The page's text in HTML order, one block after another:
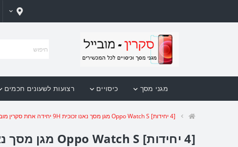
מגני מסך כיסויים רצועות לשעונים חכמים
[4 יחידות] Oppo Watch S מגן מסך נאנו זכוכית 9H יחידה אחת סקרין מובייל
[4 יחידות] Oppo Watch S מגן מסך נאנו זכוכית 9H יחידה אחת סקרין מובייל